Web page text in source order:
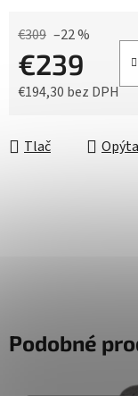
€309 –22 %
€239
€194,30 bez DPH
Tlač
Podobné